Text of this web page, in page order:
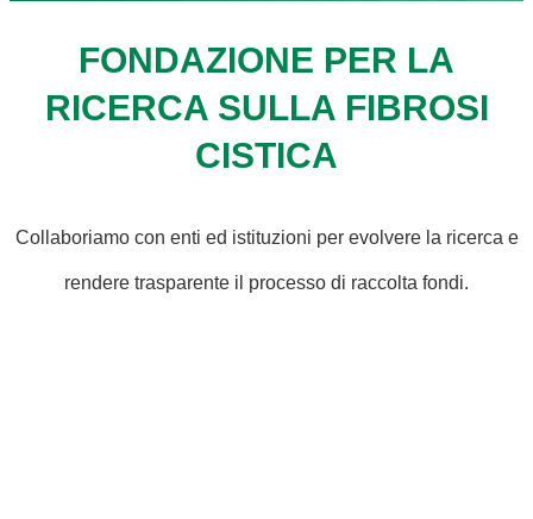
FONDAZIONE PER LA
RICERCA SULLA FIBROSI
CISTICA
Collaboriamo con enti ed istituzioni per evolvere la ricerca e
rendere trasparente il processo di raccolta fondi.